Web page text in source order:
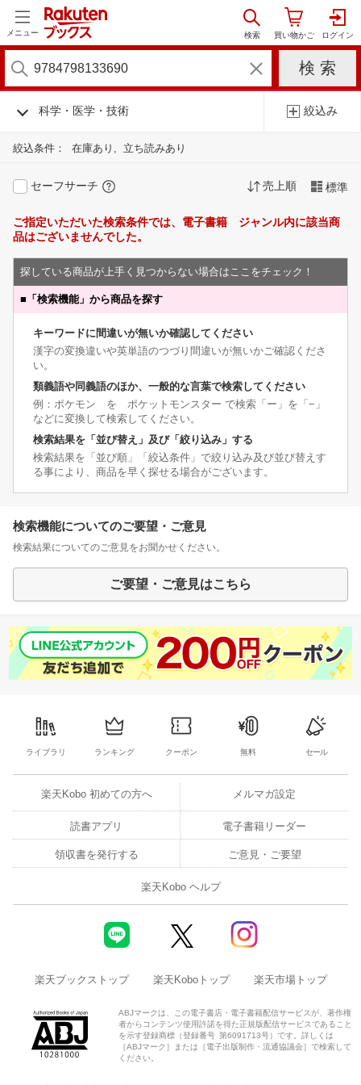
メニュー
科学・医学・技術 絞込み
絞込条件： 在庫あり 立ち読みあり
セーフサーチ 売上順 標準
ご指定いただいた検索条件では、電子書籍 ジャンル内に該当商
品はございませんでした。
探している商品が上手く見つからない場合はここをチェック！
■ 「検索機能」から商品を探す
キーワードに間違いが無いか確認してください
漢字の変換違いや英単語のつづり間違いが無いかご確認くださ
い。
類義語や同義語のほか、一般的な言葉で検索してください
例：ポケモン を ポケットモンスター で検索「ー」を「−」
などに変換して検索してください。
検索結果を「並び替え」及び「絞り込み」する
検索結果を「並び順」「絞込条件」で絞り込み及び並び替えす
る事により、商品を早く探せる場合がございます。
検索機能についてのご要望・ご意見
検索結果についてのご意見をお聞かせください。
ご要望・ご意見はこちら
ライブラリ ランキング クーポン 無料 セール
楽天Kobo 初めての方へ メルマガ設定
読書アプリ 電子書籍リーダー
領収書を発行する ご意見・ご要望
楽天Kobo ヘルプ
楽天ブックストップ 楽天Koboトップ 楽天市場トップ
ABJマークは、この電子書店・電子書籍配信サービスが、著作権
者からコンテンツ使用許諾を得た正規版配信サービスであること
を示す登録商標（登録番号 第6091713号）です。詳しくは
［ABJマーク］または［電子出版制作・流通協議会］で検索して
ください。